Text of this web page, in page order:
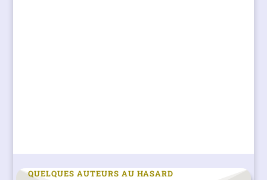
QUELQUES AUTEURS AU HASARD